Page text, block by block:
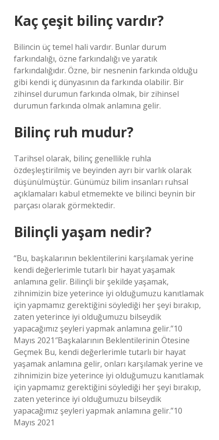
Kaç çeşit bilinç vardır?
Bilincin üç temel hali vardır. Bunlar durum
farkındalığı, özne farkındalığı ve yaratık
farkındalığıdır. Özne, bir nesnenin farkında olduğu
gibi kendi iç dünyasının da farkında olabilir. Bir
zihinsel durumun farkında olmak, bir zihinsel
durumun farkında olmak anlamına gelir.
Bilinç ruh mudur?
Tarihsel olarak, bilinç genellikle ruhla
özdeşleştirilmiş ve beyinden ayrı bir varlık olarak
düşünülmüştür. Günümüz bilim insanları ruhsal
açıklamaları kabul etmemekte ve bilinci beynin bir
parçası olarak görmektedir.
Bilinçli yaşam nedir?
“Bu, başkalarının beklentilerini karşılamak yerine
kendi değerlerimle tutarlı bir hayat yaşamak
anlamına gelir. Bilinçli bir şekilde yaşamak,
zihnimizin bize yeterince iyi olduğumuzu kanıtlamak
için yapmamız gerektiğini söylediği her şeyi bırakıp,
zaten yeterince iyi olduğumuzu bilseydik
yapacağımız şeyleri yapmak anlamına gelir.”10
Mayıs 2021″Başkalarının Beklentilerinin Ötesine
Geçmek Bu, kendi değerlerimle tutarlı bir hayat
yaşamak anlamına gelir, onları karşılamak yerine ve
zihnimizin bize yeterince iyi olduğumuzu kanıtlamak
için yapmamız gerektiğini söylediği her şeyi bırakıp,
zaten yeterince iyi olduğumuzu bilseydik
yapacağımız şeyleri yapmak anlamına gelir.”10
Mayıs 2021